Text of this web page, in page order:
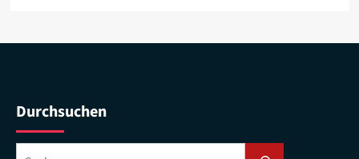
Durchsuchen